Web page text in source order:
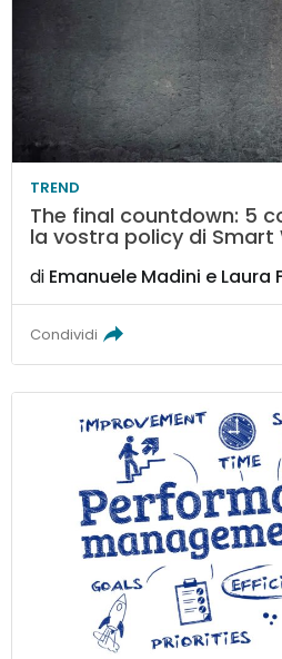
TREND
The final countdown: 5
la vostra policy di
di Emanuele Madini e Laura
Condividi